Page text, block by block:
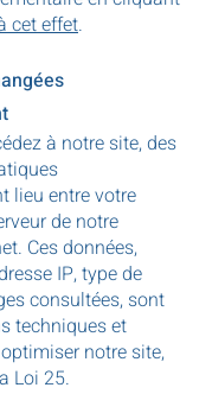
cet effet.
à notre site, des
lieu entre votre
de notre
Ces données,
IP, type de
consultées, sont
techniques et
notre site,
Loi 25.